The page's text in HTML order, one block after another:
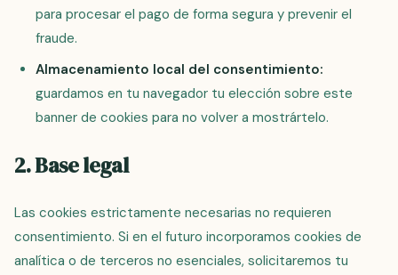
para procesar el pago de forma segura y prevenir el
fraude.
Almacenamiento local del consentimiento:
guardamos en tu navegador tu elección sobre este
banner de cookies para no volver a mostrártelo.
2. Base legal
Las cookies estrictamente necesarias no requieren
consentimiento. Si en el futuro incorporamos cookies de
analítica o de terceros no esenciales, solicitaremos tu